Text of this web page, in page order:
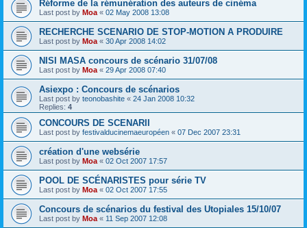
Réforme de la rémunération des auteurs de cinéma
Last post by Moa « 02 May 2008 13:08
RECHERCHE SCENARIO DE STOP-MOTION A PRODUIRE
Last post by Moa « 30 Apr 2008 14:02
NISI MASA concours de scénario 31/07/08
Last post by Moa « 29 Apr 2008 07:40
Asiexpo : Concours de scénarios
Last post by teonobashite « 24 Jan 2008 10:32
Replies: 4
CONCOURS DE SCENARII
Last post by festivalducinemaeuropéen « 07 Dec 2007 23:31
création d'une websérie
Last post by Moa « 02 Oct 2007 17:57
POOL DE SCÉNARISTES pour série TV
Last post by Moa « 02 Oct 2007 17:55
Concours de scénarios du festival des Utopiales 15/10/07
Last post by Moa « 11 Sep 2007 12:08